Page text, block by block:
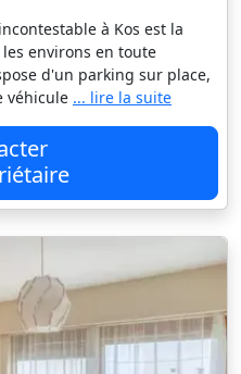
à Kos est la
environs en toute
d'un parking sur place,
véhicule ... lire la suite